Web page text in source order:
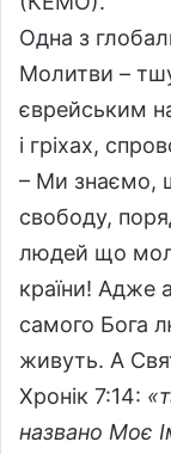
Одна з
Молитви –
єврейським
і гріхах,
– Ми знаємо,
свободу,
людей що
країни! Адже
самого Бога
живуть. А
Хронік 7:14:
названо Моє